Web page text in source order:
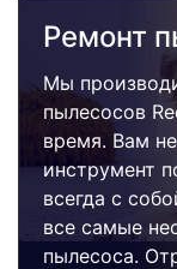
Ремонт
Мы
пылесосов
время. Вам
инструмент
всегда с
все самые
пылесоса.